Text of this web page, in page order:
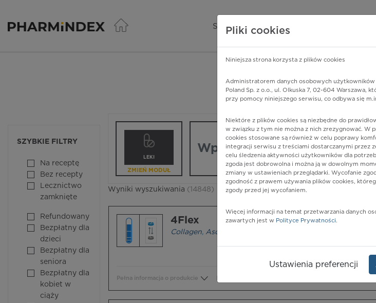
Pharmindex - lider wiedzy o lekach
SERWISY PHARMINDEX
SZYBKIE FILTRY
Na receptę
Bez recepty
Lecznictwo
zamknięte
Refundowany
Bezpłatny dla
dzieci
Bezpłatny dla
seniora
Bezpłatny dla
kobiet w
ciąży
lider wiedzy o
LEKI
ZMIEŃ MODUŁ
Wpisz nazwę lub substancję czynną
Wyniki wyszukiwania (14848)
4Flex
Collagen, Ascorbic acid
Postać:proszek do sporz.
Pełna informacja o produkcie
Pliki cookies
Niniejsza strona korzysta z plików cookies
Administratorem danych osobowych
Poland Sp. z o.o., ul. Olkuska 7, 02-604 Warszawa,
przy pomocy niniejszego serwisu, co odbywa się
Niektóre z plików cookies są niezbędne do
w związku z tym nie można z nich zrezygnować. W
cookies stosowane są również w celu poprawy
integracji serwisu z treściami dostarczanymi przez
celu śledzenia aktywności użytkowników dla
zgoda jest dobrowolna i można ją w dowolnym
zmiany w ustawieniach przeglądarki. Wycofanie
zgodność z prawem używania plików cookies,
zgody przed jej wycofaniem.
Więcej informacji na temat przetwarzania danych
zawartych jest w Polityce Prywatności.
Ustawienia preferencji